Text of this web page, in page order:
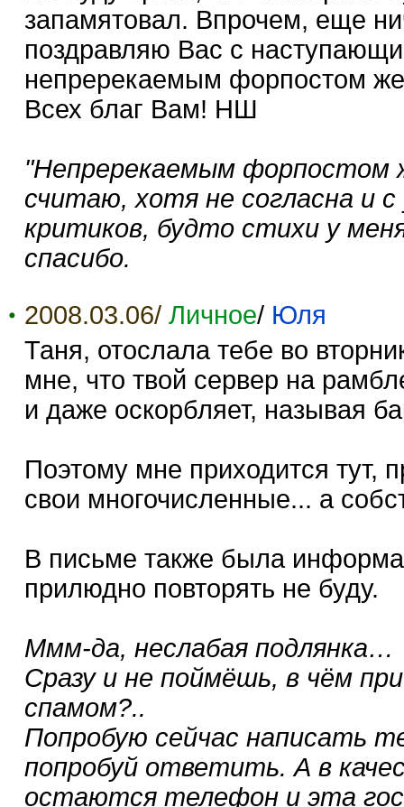
запамятовал. Впрочем, еще
поздравляю Вас с
непререкаемым форпостом
Всех благ Вам! НШ
"Непререкаемым форпостом
считаю, хотя не согласна и
критиков, будто стихи у
спасибо.
2008.03.06/ Личное/ Юля
Таня, отослала тебе во
мне, что твой сервер на
и даже оскорбляет, называя
Поэтому мне приходится тут,
свои многочисленные... а
В письме также была
прилюдно повторять не буду.
Ммм-да, неслабая подлянка…
Сразу и не поймёшь, в чём
спамом?..
Попробую сейчас написать
попробуй ответить. А в
остаются телефон и эта